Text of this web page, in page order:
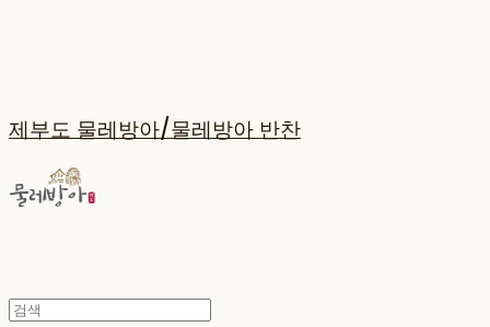
제부도 물레방아/물레방아 반찬